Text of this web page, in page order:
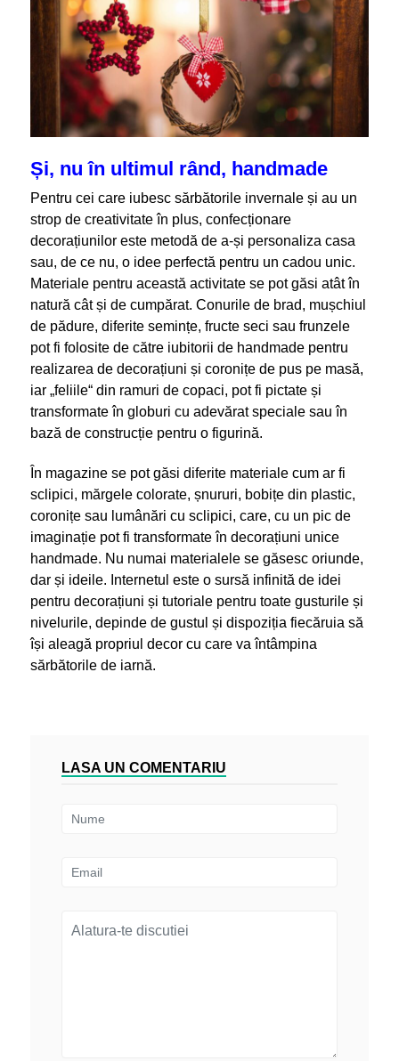
Și, nu în ultimul rând, handmade
Pentru cei care iubesc sărbătorile invernale și au un
strop de creativitate în plus, confecționare
decorațiunilor este metodă de a-și personaliza casa
sau, de ce nu, o idee perfectă pentru un cadou unic.
Materiale pentru această activitate se pot găsi atât în
natură cât și de cumpărat. Conurile de brad, mușchiul
de pădure, diferite semințe, fructe seci sau frunzele
pot fi folosite de către iubitorii de handmade pentru
realizarea de decorațiuni și coronițe de pus pe masă,
iar „feliile“ din ramuri de copaci, pot fi pictate și
transformate în globuri cu adevărat speciale sau în
bază de construcție pentru o figurină.
În magazine se pot găsi diferite materiale cum ar fi
sclipici, mărgele colorate, șnururi, bobițe din plastic,
coronițe sau lumânări cu sclipici, care, cu un pic de
imaginație potfi transformate în decorațiuni unice
handmade. Nu numai materialele se găsesc oriunde,
dar și ideile. Internetul este o sursă infinită de idei
pentru decorațiuni și tutoriale pentru toate gusturile și
nivelurile, depinde de gustul și dispoziția fiecăruia să
își aleagă propriul decor cu care va întâmpina
sărbătorile de iarnă.
LASA UN COMENTARIU